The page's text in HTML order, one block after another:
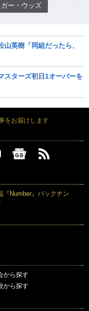
ー・ウッズ
英樹「同組だったら、
スターズ初日1オーバーを
をお届けします
『Number』バックナン
から探す
から探す